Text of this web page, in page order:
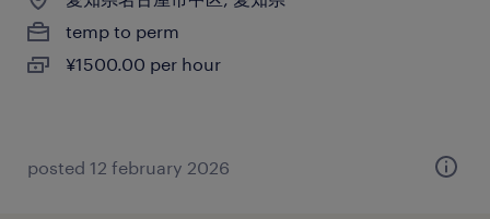
temp to perm
¥1500.00 per hour
posted 12 february 2026